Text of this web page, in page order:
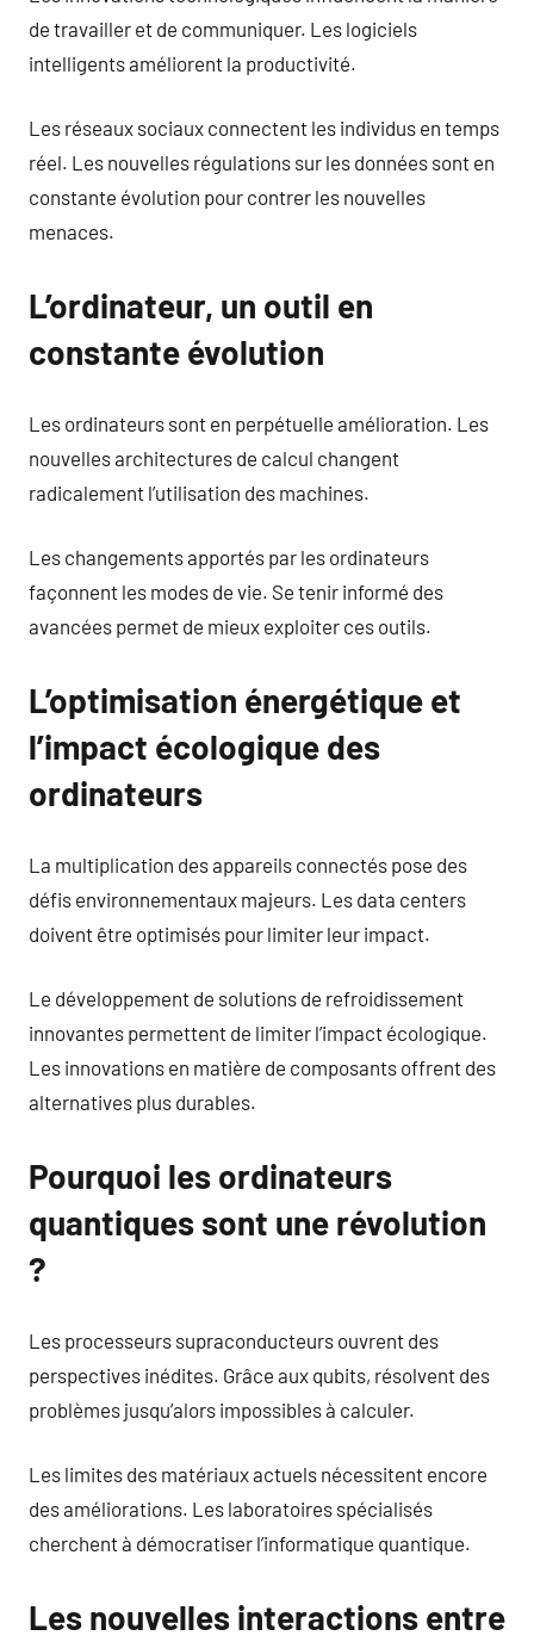
de travailler et de communiquer. Les logiciels
intelligents améliorent la productivité.
Les réseaux sociaux connectent les individus en temps
réel. Les nouvelles régulations sur les données sont en
constante évolution pour contrer les nouvelles
menaces.
L’ordinateur, un outil en
constante évolution
Les ordinateurs sont en perpétuelle amélioration. Les
nouvelles architectures de calcul changent
radicalement l’utilisation des machines.
Les changements apportés par les ordinateurs
façonnent les modes de vie. Se tenir informé des
avancées permet de mieux exploiter ces outils.
L’optimisation énergétique et
l’impact écologique des
ordinateurs
La multiplication des appareils connectés pose des
défis environnementaux majeurs. Les data centers
doivent être optimisés pour limiter leur impact.
Le développement de solutions de refroidissement
innovantes permettent de limiter l’impact écologique.
Les innovations en matière de composants offrent des
alternatives plus durables.
Pourquoi les ordinateurs
quantiques sont une révolution
?
Les processeurs supraconducteurs ouvrent des
perspectives inédites. Grâce aux qubits, résolvent des
problèmes jusqu’alors impossibles à calculer.
Les limites des matériaux actuels nécessitent encore
des améliorations. Les laboratoires spécialisés
cherchent à démocratiser l’informatique quantique.
Les nouvelles interactions entre